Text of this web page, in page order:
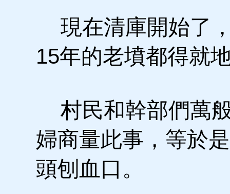
現在清庫開始了
15年的老墳都得就
村民和幹部們萬
婦商量此事，等於
頭刨血口。